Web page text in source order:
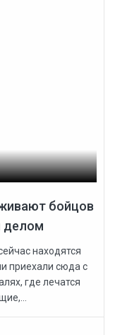
бойцов
делом
находятся
приехали сюда с
где лечатся